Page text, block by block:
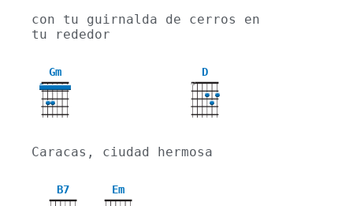
con tu guirnalda de cerros en
tu rededor
Gm
3
D
X
Caracas, ciudad hermosa
B7 Em